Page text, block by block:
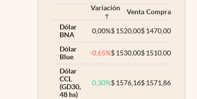
Variación Venta Compra
Dólar
BNA
0,00%$1520,00$1470,00
Dólar
Blue
-0,65%$1530,00$1510,00
Dólar
CCL
(GD30,
48 hs)
0,30%$1576,16$1571,86